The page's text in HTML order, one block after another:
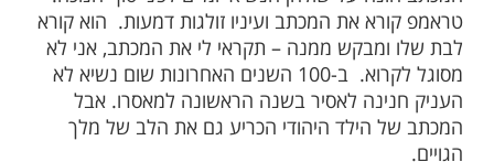
הילד בן ה-9 מתיישב לכתוב, וכך הוא כותב: לכבוד הנשיא
אני מאוד מעריך אותך ובפרט את
שאתה עושה למען עם ישראל. דע לך אדוני